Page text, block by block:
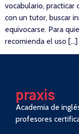
vocabulario, practicar
con un tutor, buscar
equivocarse. Para
recomienda el uso […]
praxis
Academia de
profesores